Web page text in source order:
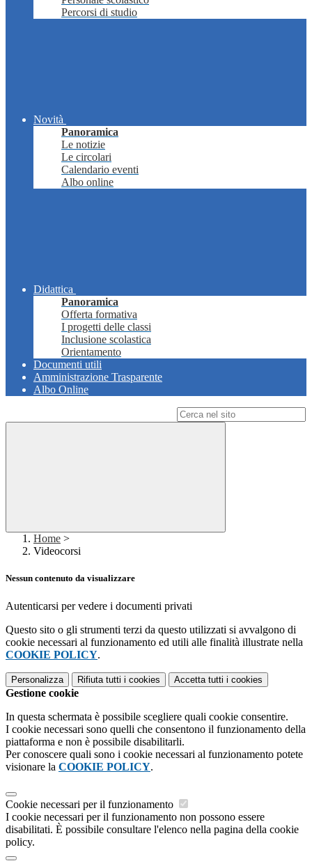
Percorsi di studio
Novità
Panoramica
Le notizie
Le circolari
Calendario eventi
Albo online
Didattica
Panoramica
Offerta formativa
I progetti delle classi
Inclusione scolastica
Orientamento
Documenti utili
Amministrazione Trasparente
Albo Online
Home >
Videocorsi
Nessun contenuto da visualizzare
Autenticarsi per vedere i documenti privati
Questo sito o gli strumenti terzi da questo utilizzati si avvalgono di
cookie necessari al funzionamento ed utili alle finalità illustrate nella
COOKIE POLICY.
Personalizza Rifiuta tutti i cookies Accetta tutti i cookies
Gestione cookie
In questa schermata è possibile scegliere quali cookie consentire.
I cookie necessari sono quelli che consentono il funzionamento della
piattaforma e non è possibile disabilitarli.
Per conoscere quali sono i cookie necessari al funzionamento potete
visionare la COOKIE POLICY.
Cookie necessari per il funzionamento
I cookie necessari per il funzionamento non possono essere
disabilitati. È possibile consultare l'elenco nella pagina della cookie
policy.